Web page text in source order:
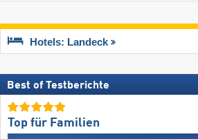
Hotels: Landeck
Best of Testberichte
Top für Familien